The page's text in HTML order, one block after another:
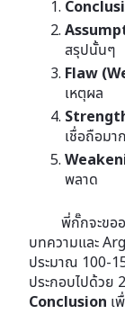
สรุปนั้นๆ
Flaw
เหตุผล
เชื่อถือมา
พลาด
พี่กั๊กจะขออธิบ
บทความและ
ประมาณ 100-
ประกอบไปด้วย
Conclusion เ